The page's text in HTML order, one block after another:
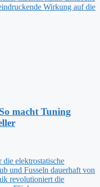
macht Tuning